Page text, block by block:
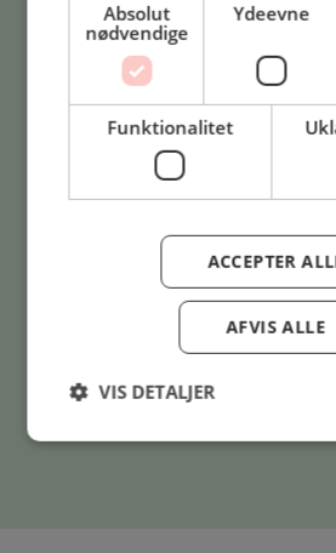
Absolut
nødvendige
Ydeevne
Funktionalitet
ACCEPTER
AFVIS ALLE
VIS DETALJER